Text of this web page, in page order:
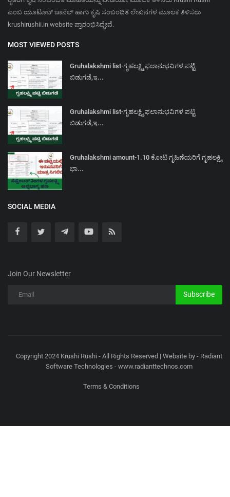
ಎಂಬ ಯೂಟೂಬ್ ಚಾನೆಲ್ ಹಾಗು ಕೃಷಿ ಸಂಬಂದಿತ ಲೇಖನಗಳ ಮೂಲಕ ತಿಳಿಸಲು
krushirushii.in website ಪ್ರಾರಂಭಿಸಿದ್ದೇವೆ.
MOST VIEWED POSTS
Gruhalakshmi list-ಗೃಹಲಕ್ಷ್ಮಿ ಫಲಾನುಭವಿಗಳ ಪಟ್ಟಿ
ಬಿಡುಗಡೆ,ಇ...
Gruhalakshmi list-ಗೃಹಲಕ್ಷ್ಮಿ ಫಲಾನುಭವಿಗಳ ಪಟ್ಟಿ
ಬಿಡುಗಡೆ,ಇ...
Gruhalakshmi amount-1.10 ಕೋಟಿ ಗೃಹಿಣೆಯರಿಗೆ ಗೃಹಲಕ್ಷ್ಮಿ
ಭಾ...
SOCIAL MEDIA
Join Our Newsletter
Subscribe
Copyright 2024 Krushi Rushi - All Rights Reserved | Website by - Radiant
Software Technologies - www.radianttechnos.com
Terms & Conditions